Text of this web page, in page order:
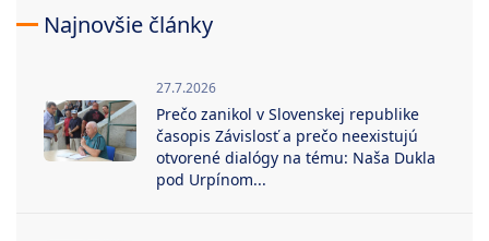
Najnovšie články
27.7.2026
Prečo zanikol v Slovenskej republike
časopis Závislosť a prečo neexistujú
otvorené dialógy na tému: Naša Dukla
pod Urpínom...